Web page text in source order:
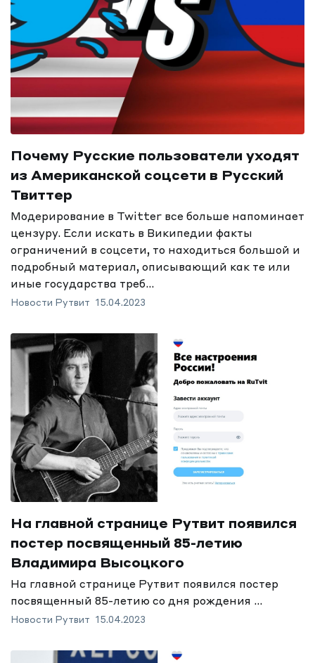
Почему Русские пользователи уходят
из Американской соцсети в Русский
Твиттер
Модерирование в Twitter все больше напоминает
цензуру. Если искать в Википедии факты
ограничений в соцсети, то находиться большой и
подробный материал, описывающий как те или
иные государства треб...
Новости Рутвит 15.04.2023
На главной странице Рутвит появился
постер посвященный 85-летию
Владимира Высоцкого
На главной странице Рутвит появился постер
посвященный 85-летию со дня рождения ...
Новости Рутвит 15.04.2023